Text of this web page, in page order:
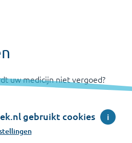
uw medicijn niet vergoed?
gebruikt cookies i